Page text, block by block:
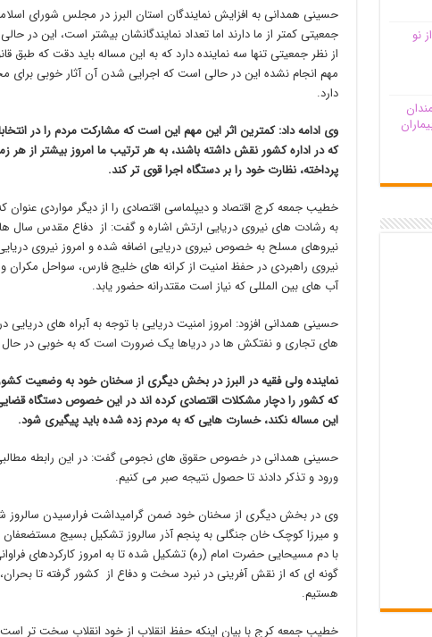
حسینی همدانی به افزایش نمایندگان استان البرز در مجلس شورای
جمعیتی کمتر از ما دارند اما تعداد نمایندگانشان بیشتر است، این در
از نظر جمعیتی تنها سه نماینده دارد که به این مساله باید دقت که طبق
مهم انجام نشده این در حالی است که اجرایی شدن آن آثار خوبی برای
دارد.
وی ادامه داد: کمترین اثر این مهم این است که مشارکت مردم را در
که در اداره کشور نقش داشته باشند، به هر ترتیب ما امروز بیشتر از
پرداخته، نظارت خود را بر دستگاه اجرا قوی تر کند.
خطیب جمعه کرج اقتصاد و دیپلماسی اقتصادی را از دیگر مواردی
به رشادت های نیروی دریایی ارتش اشاره و گفت: از دفاع مقدس سال
نیروهای مسلح به خصوص نیروی دریایی اضافه شده و امروز نیروی دریایی
نیروی راهبردی در حفظ امنیت از کرانه های خلیج فارس، سواحل مکران
آب های بین المللی که نیاز است مقتدرانه حضور یابد.
حسینی همدانی افزود: امروز امنیت دریایی با توجه به آبراه های
های تجاری و نفتکش ها در دریاها یک ضرورت است که به خوبی در
نماینده ولی فقیه در البرز در بخش دیگری از سخنان خود به وضعیت
که کشور را دچار مشکلات اقتصادی کرده اند در این خصوص دستگاه
این مساله نکند، خسارت هایی که به مردم زده شده باید پیگیری شود.
حسینی همدانی در خصوص حقوق های نجومی گفت: در این رابطه مطالبی
ورود و تذکر دادند تا حصول نتیجه صبر می کنیم.
وی در بخش دیگری از سخنان خود ضمن گرامیداشت فرارسیدن سالروز
و میرزا کوچک خان جنگلی به پنجم آذر سالروز تشکیل بسیج مستضعفان
با دم مسیحایی حضرت امام (ره) تشکیل شده تا به امروز کارکردهای
گونه ای که از نقش آفرینی در نبرد سخت و دفاع از کشور گرفته تا
هستیم.
خطیب جمعه کرج با بیان اینکه حفظ انقلاب از خود انقلاب سخت تر است
نو